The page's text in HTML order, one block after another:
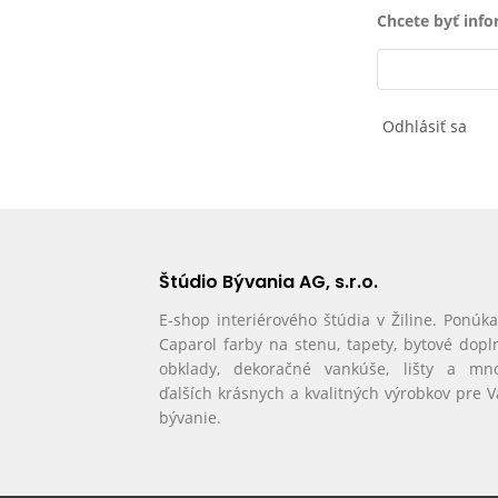
Chcete byť
Odhlásiť sa
Štúdio Bývania AG, s.r.o.
E-shop interiérového štúdia v Žiline.
Caparol farby na stenu, tapety, bytové
obklady, dekoračné vankúše, lišty a
ďalších krásnych a kvalitných výrobkov pre
bývanie.